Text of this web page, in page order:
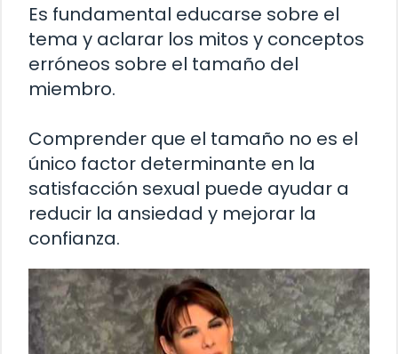
Es fundamental educarse sobre el
tema y aclarar los mitos y conceptos
erróneos sobre el tamaño del
miembro.
Comprender que el tamaño no es el
único factor determinante en la
satisfacción sexual puede ayudar a
reducir la ansiedad y mejorar la
confianza.